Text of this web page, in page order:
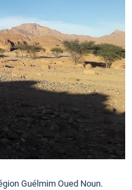
Guélmim Oued Noun.